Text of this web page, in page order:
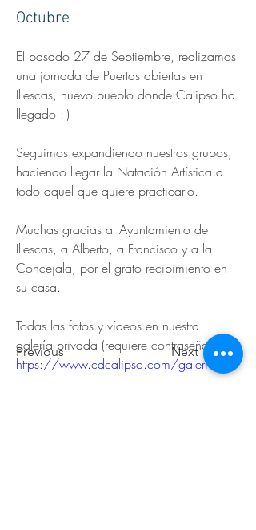
Octubre
Previous Next
El pasado 27 de Septiembre, realizamos
una jornada de Puertas abiertas en
Illescas, nuevo pueblo donde Calipso ha
llegado :-)
Seguimos expandiendo nuestros grupos,
haciendo llegar la Natación Artística a
todo aquel que quiere practicarlo.
Muchas gracias al Ayuntamiento de
Illescas, a Alberto, a Francisco y a la
Concejala, por el grato recibimiento en
su casa.
Todas las fotos y vídeos en nuestra
galería privada (requiere contraseña):
https://www.cdcalipso.com/galeria